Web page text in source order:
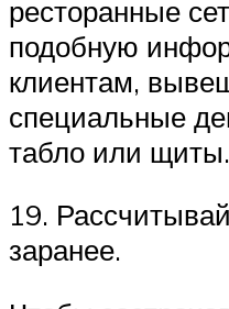
ресторанные
подобную
клиентам,
специальные
табло или щиты.
19.
заранее.